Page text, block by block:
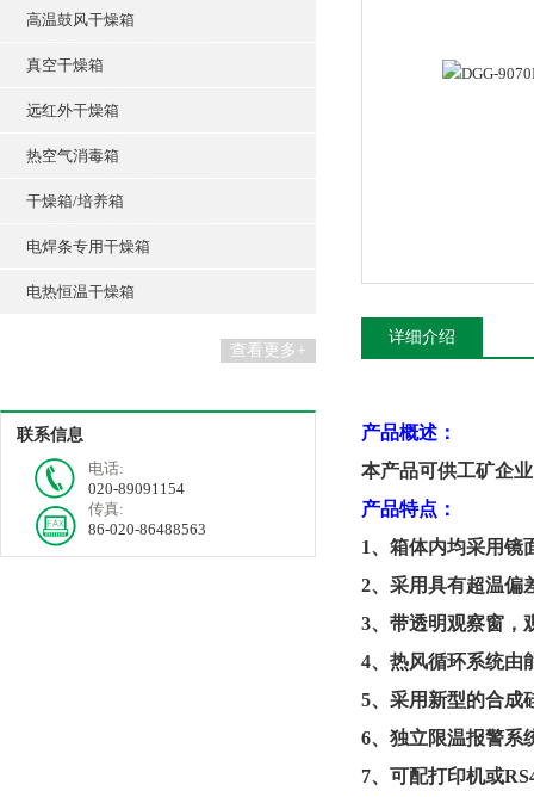
高温鼓风干燥箱
真空干燥箱
远红外干燥箱
热空气消毒箱
干燥箱/培养箱
电焊条专用干燥箱
电热恒温干燥箱
查看更多+
联系信息
电话:
020-89091154
传真:
86-020-86488563
详细介绍
产品概述：
本产品可供工矿企
产品特点：
1、箱体内均采用镜
2、采用具有超温偏
3、带透明观察窗，
4、热风循环系统由
5、采用新型的合成
6、独立限温报警系
7、可配打印机或